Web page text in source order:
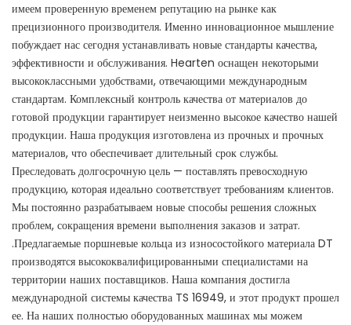
имеем проверенную временем репутацию на рынке как
прецизионного производителя. Именно инновационное мышление
побуждает нас сегодня устанавливать новые стандарты качества,
эффективности и обслуживания. Hearten оснащен некоторыми
высококлассными удобствами, отвечающими международным
стандартам. Комплексный контроль качества от материалов до
готовой продукции гарантирует неизменно высокое качество нашей
продукции. Наша продукция изготовлена ​​из прочных и прочных
материалов, что обеспечивает длительный срок службы.
Преследовать долгосрочную цель — поставлять превосходную
продукцию, которая идеально соответствует требованиям клиентов.
Мы постоянно разрабатываем новые способы решения сложных
проблем, сокращения времени выполнения заказов и затрат.
.Предлагаемые поршневые кольца из износостойкого материала DT
производятся высококвалифицированными специалистами на
территории наших поставщиков. Наша компания достигла
международной системы качества TS 16949, и этот продукт прошел
ее. На наших полностью оборудованных машинах мы можем